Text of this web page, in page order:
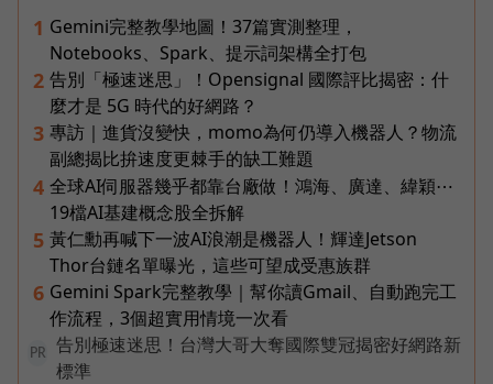
1 Gemini完整教學地圖！37篇實測整理，
Notebooks、Spark、提示詞架構全打包
2 告別「極速迷思」！Opensignal 國際評比揭密：什
麼才是 5G 時代的好網路？
3 專訪｜進貨沒變快，momo為何仍導入機器人？物流
副總揭比拚速度更棘手的缺工難題
4 全球AI伺服器幾乎都靠台廠做！鴻海、廣達、緯穎⋯
19檔AI基建概念股全拆解
5 黃仁勳再喊下一波AI浪潮是機器人！輝達Jetson
Thor台鏈名單曝光，這些可望成受惠族群
6 Gemini Spark完整教學｜幫你讀Gmail、自動跑完工
作流程，3個超實用情境一次看
PR
告別極速迷思！台灣大哥大奪國際雙冠揭密好網路新
標準